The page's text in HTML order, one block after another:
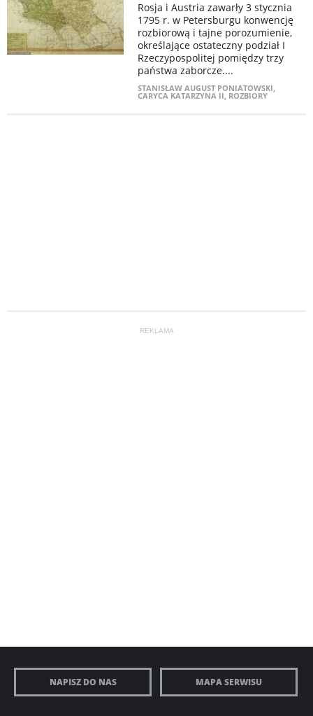
Rosja i Austria zawarły 3 stycznia
1795 r. w Petersburgu konwencję
rozbiorową i tajne porozumienie,
określające ostateczny podział I
Rzeczypospolitej pomiędzy trzy
państwa zaborcze....
STANISŁAW AUGUST PONIATOWSKI,
CARYCA KATARZYNA II, ROZBIORY
REKLAMA
NAPISZ DO NAS MAPA SERWISU